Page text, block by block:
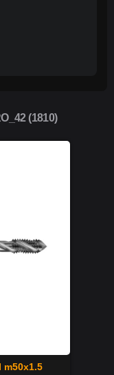
(1810)
m50x1.5